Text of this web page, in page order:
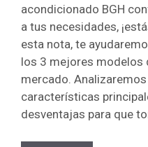
acondicionado BGH
a tus necesidades,
esta nota, te
los 3 mejores modelos
mercado.
características
desventajas para que